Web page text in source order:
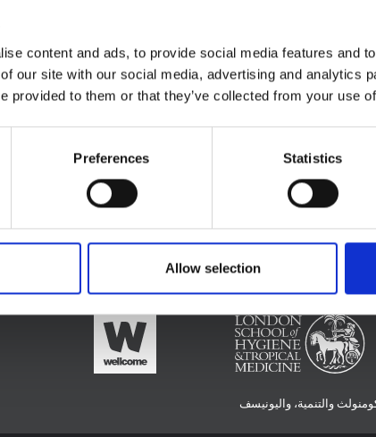
content and ads, to provide social media features and
our site with our social media, advertising and analytics
provided to them or that they’ve collected from your use
Preferences Statistics
Allow selection
COVID-19:
الممولين